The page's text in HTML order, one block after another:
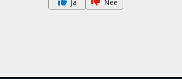
Ja Nee